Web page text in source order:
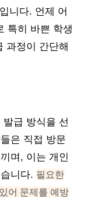
니다. 언제 어
특히 바쁜 학생
과정이 간단해
급 방식을 선
은 직접 방문
며, 이는 개인
니다. 필요한
어 문제를 예방